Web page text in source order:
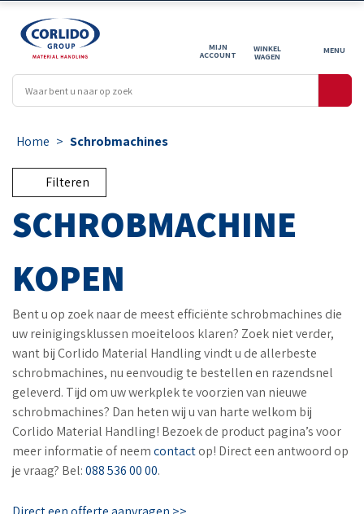
MIJN
ACCOUNT
WINKEL
WAGEN
Home > Schrobmachines
Filteren
SCHROBMACHINE
KOPEN
Bent u op zoek naar de meest efficiënte schrobmachines die
uw reinigingsklussen moeiteloos klaren? Zoek niet verder,
want bij Corlido Material Handling vindt u de allerbeste
schrobmachines, nu eenvoudig te bestellen en razendsnel
geleverd. Tijd om uw werkplek te voorzien van nieuwe
schrobmachines? Dan heten wij u van harte welkom bij
Corlido Material Handling! Bezoek de product pagina’s voor
meer informatie of neemcontactop! Direct een antwoord op
je vraag? Bel:088 536 00 00.